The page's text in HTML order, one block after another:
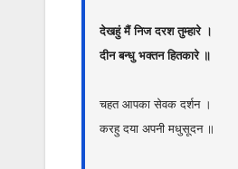
देखहुं मैं निज दरश तुम्हारे ।
दीन बन्धु भक्तन हितकारे ॥
चहत आपका सेवक दर्शन ।
करहु दया अपनी मधुसूदन ॥